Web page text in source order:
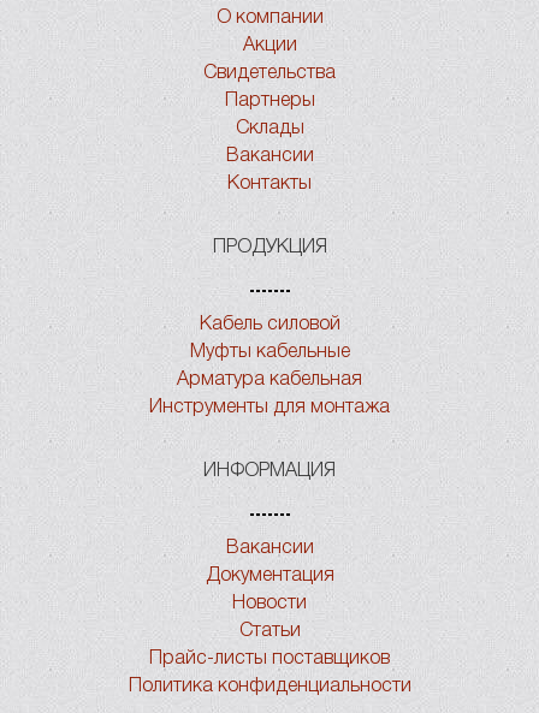
О компании
Акции
Свидетельства
Партнеры
Склады
Вакансии
Контакты
ПРОДУКЦИЯ
Кабель силовой
Муфты кабельные
Арматура кабельная
Инструменты для монтажа
ИНФОРМАЦИЯ
Вакансии
Документация
Новости
Статьи
Прайс-листы поставщиков
Политика конфиденциальности